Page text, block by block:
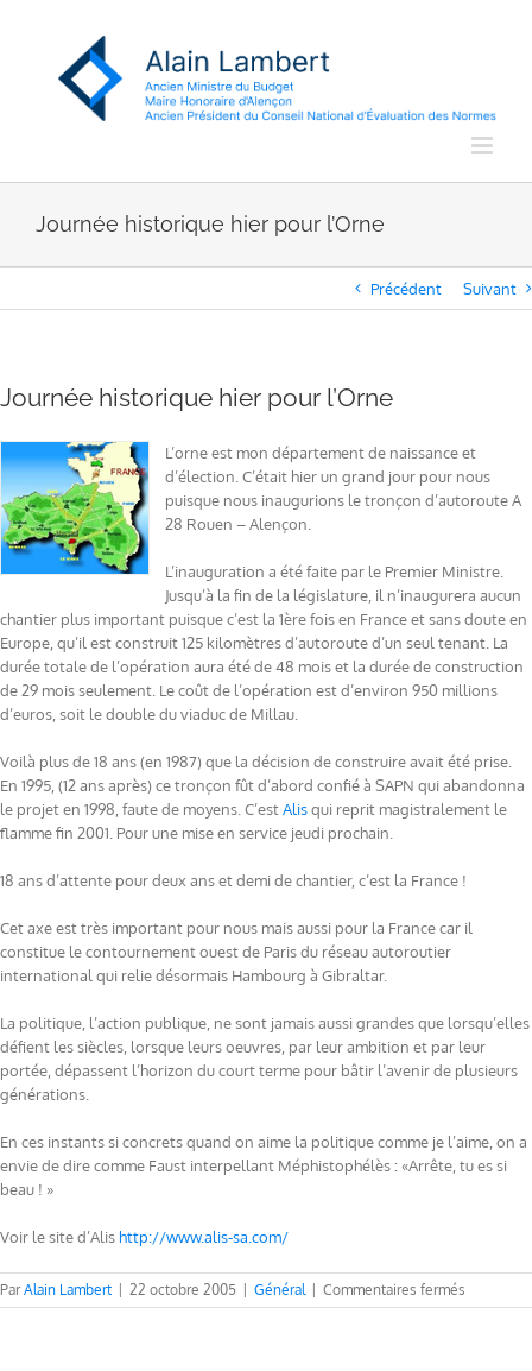
Journée historique hier pour l’Orne
Précédent Suivant
Journée historique hier pour l’Orne
L’orne est mon département de naissance et
d’élection. C’était hier un grand jour pour nous
puisque nous inaugurions le tronçon d’autoroute A
28 Rouen – Alençon.
L’inauguration a été faite par le Premier Ministre.
Jusqu’à la fin de la législature, il n’inaugurera aucun
chantier plus important puisque c’est la 1ère fois en France et sans doute en
Europe, qu’il est construit 125 kilomètres d’autoroute d’un seul tenant. La
durée totale de l’opération aura été de 48 mois et la durée de construction
de 29 mois seulement. Le coût de l’opération est d’environ 950 millions
d’euros, soit le double du viaduc de Millau.
Voilà plus de 18 ans (en 1987) que la décision de construire avait été prise.
En 1995, (12 ans après) ce tronçon fût d’abord confié à SAPN qui abandonna
le projet en 1998, faute de moyens. C’estAlisqui reprit magistralement le
flamme fin 2001. Pour une mise en service jeudi prochain.
18 ans d’attente pour deux ans et demi de chantier, c’est la France !
Cet axe est très important pour nous mais aussi pour la France car il
constitue le contournement ouest de Paris du réseau autoroutier
international qui relie désormais Hambourg à Gibraltar.
La politique, l’action publique, ne sont jamais aussi grandes que lorsqu’elles
défient les siècles, lorsque leurs oeuvres, par leur ambition et par leur
portée, dépassent l’horizon du court terme pour bâtir l’avenir de plusieurs
générations.
En ces instants si concrets quand on aime la politique comme je l’aime, on a
envie de dire comme Faust interpellant Méphistophélès : «Arrête, tu es si
beau ! »
Voir le site d’Alis http://www.alis-sa.com/
ParAlain Lambert 22 octobre 2005 Général Commentaires fermés
Journée